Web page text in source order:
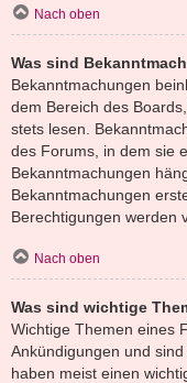
Nach oben
Was sind
Bekanntmachungen
dem Bereich des
stets lesen.
des Forums, in dem sie
Bekanntmachungen
Bekanntmachungen
Berechtigungen werden
Nach oben
Was sind wichtige
Wichtige Themen eines
Ankündigungen und
haben meist einen